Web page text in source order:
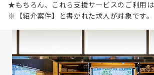
★もちろん、これら支援サービスのご利用
※【紹介案件】と書かれた求人が対象です。